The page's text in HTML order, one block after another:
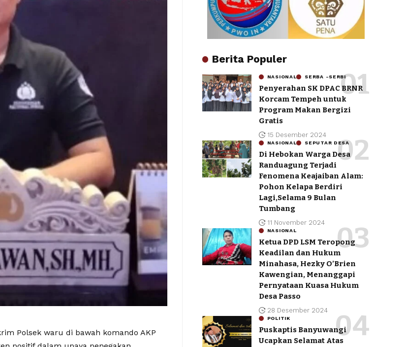
Polsek waru di bawah komando AKP
Berita Populer
NASIONAL SERBA -SERBI
Penyerahan SK DPAC BRNR
Korcam Tempeh untuk
Program Makan Bergizi
Gratis
15 Desember 2024
NASIONAL SEPUTAR DESA
Di Hebokan Warga Desa
Randuagung Terjadi
Fenomena Keajaiban Alam:
Pohon Kelapa Berdiri
Lagi,Selama 9 Bulan
Tumbang
11 November 2024
NASIONAL
Ketua DPD LSM Teropong
Keadilan dan Hukum
Minahasa, Hezky O’Brien
Kawengian, Menanggapi
Pernyataan Kuasa Hukum
Desa Passo
28 Desember 2024
POLITIK
Puskaptis Banyuwangi
Ucapkan Selamat Atas